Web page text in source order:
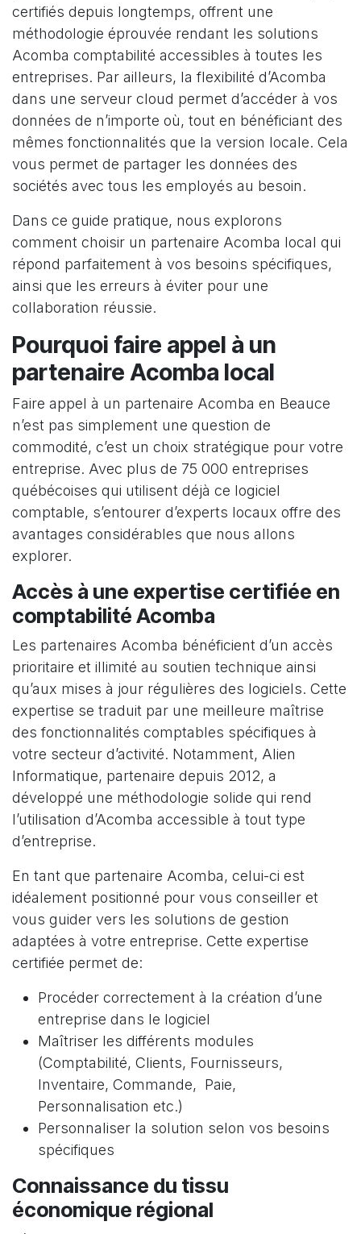
certifiés depuis longtemps, offrent une
méthodologie éprouvée rendant les solutions
Acomba comptabilité accessibles à toutes les
entreprises. Par ailleurs, la flexibilité d’Acomba
dans une serveur cloud permet d’accéder à vos
données de n’importe où, tout en bénéficiant des
mêmes fonctionnalités que la version locale. Cela
vous permet de partager les données des
sociétés avec tous les employés au besoin.
Dans ce guide pratique, nous explorons
comment choisir un partenaire Acomba local qui
répond parfaitement à vos besoins spécifiques,
ainsi que les erreurs à éviter pour une
collaboration réussie.
Pourquoi faire appel à un
partenaire Acomba local
Faire appel à un partenaire Acomba en Beauce
n’est pas simplement une question de
commodité, c’est un choix stratégique pour votre
entreprise. Avec plus de 75 000 entreprises
québécoises qui utilisent déjà ce logiciel
comptable, s’entourer d’experts locaux offre des
avantages considérables que nous allons
explorer.
Accès à une expertise certifiée en
comptabilité Acomba
Les partenaires Acomba bénéficient d’un accès
prioritaire et illimité au soutien technique ainsi
qu’aux mises à jour régulières des logiciels. Cette
expertise se traduit par une meilleure maîtrise
des fonctionnalités comptables spécifiques à
votre secteur d’activité. Notamment, Alien
Informatique, partenaire depuis 2012, a
développé une méthodologie solide qui rend
l’utilisation d’Acomba accessible à tout type
d’entreprise.
En tant que partenaire Acomba, celui-ci est
idéalement positionné pour vous conseiller et
vous guider vers les solutions de gestion
adaptées à votre entreprise. Cette expertise
certifiée permet de:
Procéder correctement à la création d’une
entreprise dans le logiciel
Maîtriser les différents modules
(Comptabilité, Clients, Fournisseurs,
Inventaire, Commande, Paie,
Personnalisation etc.)
Personnaliser la solution selon vos besoins
spécifiques
Connaissance du tissu
économique régional